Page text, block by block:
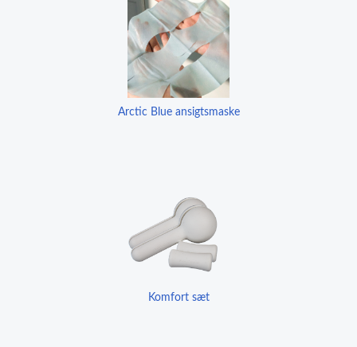
Arctic Blue ansigtsmaske
Komfort sæt